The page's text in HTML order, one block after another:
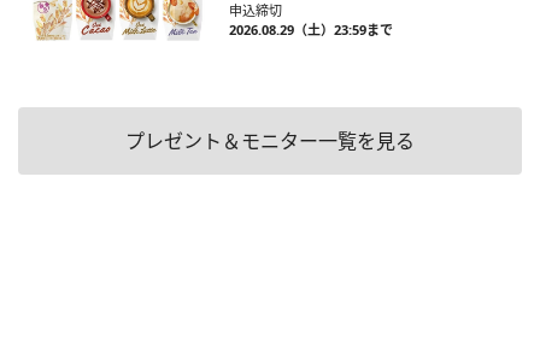
申込締切
2026.08.29（土）23:59まで
プレゼント＆モニター一覧を見る